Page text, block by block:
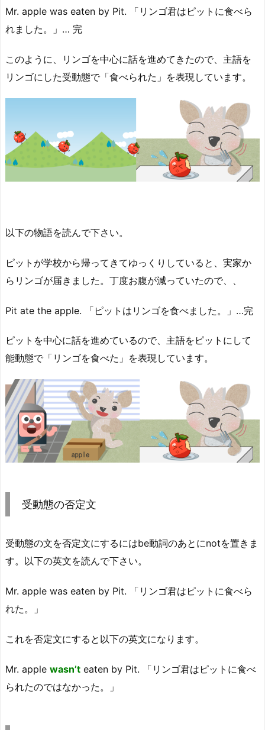
Mr. apple was eaten by Pit. 「リンゴ君はピットに食べら
れました。」… 完
このように、リンゴを中心に話を進めてきたので、主語を
リンゴにした受動態で「食べられた」を表現しています。
以下の物語を読んで下さい。
ピットが学校から帰ってきてゆっくりしていると、実家か
らリンゴが届きました。丁度お腹が減っていたので、、
Pit ate the apple. 「ピットはリンゴを食べました。」…完
ピットを中心に話を進めているので、主語をピットにして
能動態で「リンゴを食べた」を表現しています。
受動態の否定文
受動態の文を否定文にするにはbe動詞のあとにnotを置きま
す。以下の英文を読んで下さい。
Mr. apple was eaten by Pit. 「リンゴ君はピットに食べら
れた。」
これを否定文にすると以下の英文になります。
Mr. apple wasn’t eaten by Pit. 「リンゴ君はピットに食べ
られたのではなかった。」